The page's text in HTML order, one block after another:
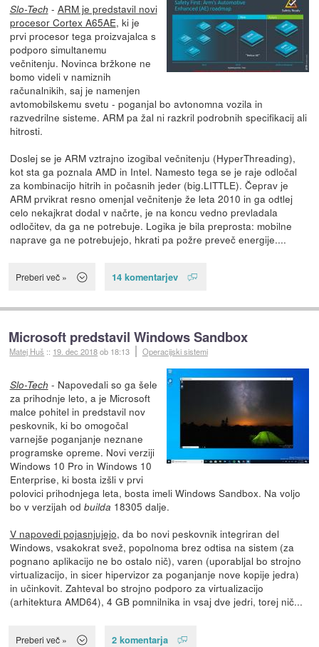
Slo-Tech - ARM je predstavil novi
procesor Cortex A65AE, ki je
prvi procesor tega proizvajalca s
podporo simultanemu
večnitenju. Novinca bržkone ne
bomo videli v namiznih
računalnikih, saj je namenjen
avtomobilskemu svetu - poganjal bo avtonomna vozila in
razvedrilne sisteme. ARM pa žal ni razkril podrobnih specifikacij ali
hitrosti.
Doslej se je ARM vztrajno izogibal večnitenju (HyperThreading),
kot sta ga poznala AMD in Intel. Namesto tega se je raje odločal
za kombinacijo hitrih in počasnih jeder (big.LITTLE). Čeprav je
ARM prvikrat resno omenjal večnitenje že leta 2010 in ga odtlej
celo nekajkrat dodal v načrte, je na koncu vedno prevladala
odločitev, da ga ne potrebuje. Logika je bila preprosta: mobilne
naprave ga ne potrebujejo, hkrati pa požre preveč energije....
Preberi več » 14 komentarjev
Microsoft predstavil Windows Sandbox
Matej Huš :: 19. dec 2018ob 18:13 Operacijski sistemi
Slo-Tech - Napovedali so ga šele
za prihodnje leto, a je Microsoft
malce pohitel in predstavil nov
peskovnik, ki bo omogočal
varnejše poganjanje neznane
programske opreme. Novi verziji
Windows 10 Pro in Windows 10
Enterprise, ki bosta izšli v prvi
polovici prihodnjega leta, bosta imeli Windows Sandbox. Na voljo
bo v verzijah od builda 18305 dalje.
V napovedi pojasnjujejo, da bo novi peskovnik integriran del
Windows, vsakokrat svež, popolnoma brez odtisa na sistem (za
pognano aplikacijo ne bo ostalo nič), varen (uporabljal bo strojno
virtualizacijo, in sicer hipervizor za poganjanje nove kopije jedra)
in učinkovit. Zahteval bo strojno podporo za virtualizacijo
(arhitektura AMD64), 4 GB pomnilnika in vsaj dve jedri, torej nič...
Preberi več » 2 komentarja